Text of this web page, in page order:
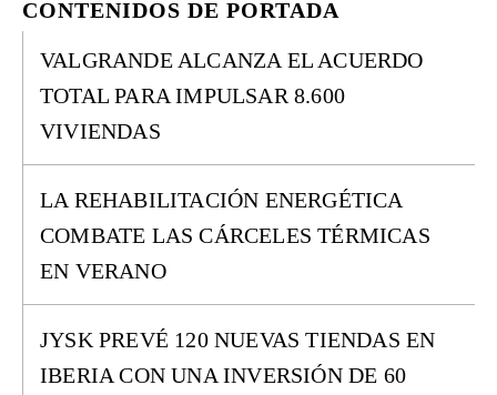
CONTENIDOS DE PORTADA
VALGRANDE ALCANZA EL ACUERDO
TOTAL PARA IMPULSAR 8.600
VIVIENDAS
LA REHABILITACIÓN ENERGÉTICA
COMBATE LAS CÁRCELES TÉRMICAS
EN VERANO
JYSK PREVÉ 120 NUEVAS TIENDAS EN
IBERIA CON UNA INVERSIÓN DE 60